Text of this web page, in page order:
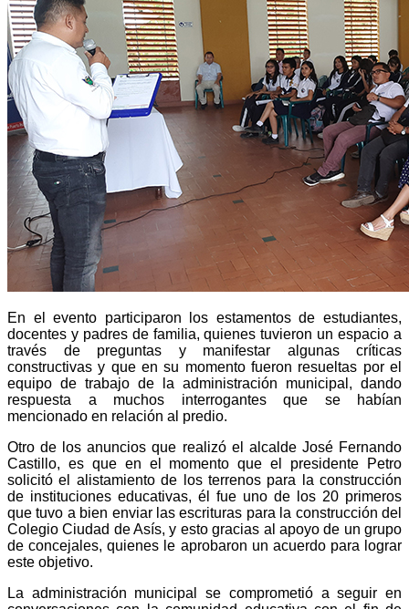
En el evento participaron los estamentos de estudiantes,
docentes y padres de familia, quienes tuvieron un espacio a
través de preguntas y manifestar algunas críticas
constructivas y que en su momento fueron resueltas por el
equipo de trabajo de la administración municipal, dando
respuesta a muchos interrogantes que se habían
mencionado en relación al predio.
Otro de los anuncios que realizó el alcalde José Fernando
Castillo, es que en el momento que el presidente Petro
solicitó el alistamiento de los terrenos para la construcción
de instituciones educativas, él fue uno de los 20 primeros
que tuvo a bien enviar las escrituras para la construcción del
Colegio Ciudad de Asís, y esto gracias al apoyo de un grupo
de concejales, quienes le aprobaron un acuerdo para lograr
este objetivo.
La administración municipal se comprometió a seguir en